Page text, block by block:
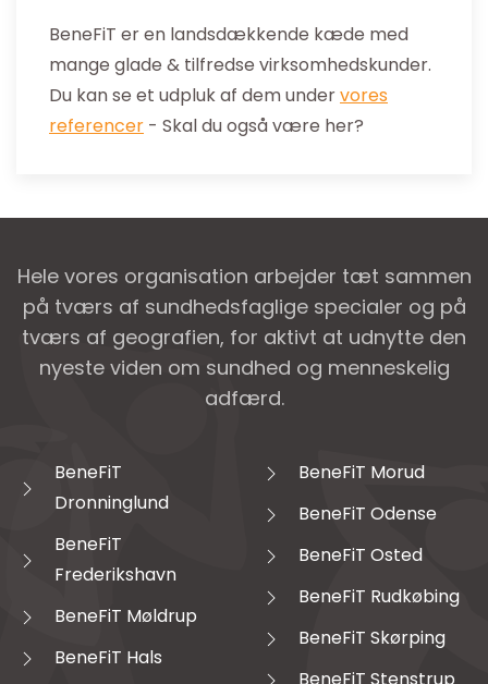
BeneFiT er en landsdækkende kæde med
mange glade & tilfredse virksomhedskunder.
Du kan se et udpluk af dem undervores
referencer - Skal du også være her?
Hele vores organisation arbejder tæt sammen
på tværs af sundhedsfaglige specialer og på
tværs af geografien, for aktivt at udnytte den
nyeste viden om sundhed og menneskelig
adfærd.
BeneFiT
Dronninglund
BeneFiT
Frederikshavn
BeneFiT Møldrup
BeneFiT Hals
BeneFiT Morud
BeneFiT Odense
BeneFiT Osted
BeneFiT Rudkøbing
BeneFiT Skørping